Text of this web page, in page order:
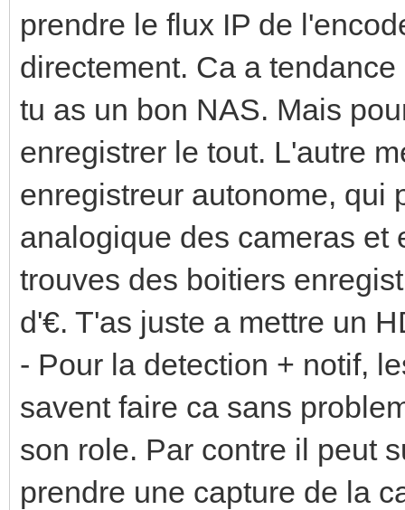
prendre le flux IP de
directement. Ca a
tu as un bon NAS. Mais
enregistrer le tout. L'autre
enregistreur autonome, qui
analogique des cameras et
trouves des boitiers
d'€. T'as juste a mettre un
- Pour la detection + notif,
savent faire ca sans
son role. Par contre il peut
prendre une capture de la